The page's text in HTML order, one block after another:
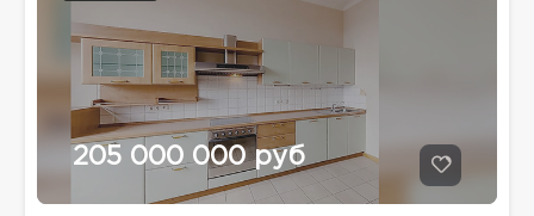
205 000 000 руб